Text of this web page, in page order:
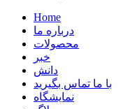
Home
درباره ما
محصولات
خبر
دانش
با ما تماس بگیرید
نمایشگاه